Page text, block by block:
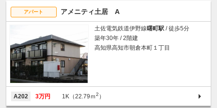
アパート アメニティ土居 A
土佐電気鉄道伊野線曙町駅 / 徒歩5分
築年30年 / 2階建
高知県高知市朝倉本町１丁目
A202 3万円 1K（22.79ｍ2 ）